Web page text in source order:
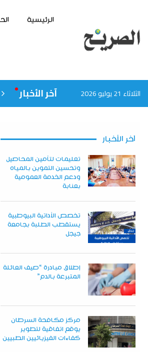
الرئيسية
الثلاثاء 21 يوليو 2026 آخر الأخبار التأهب بقالمة
آخر الأخبار
تعليمات لتأمين المحاصيل
وتحسين التموين بالمياه
ودعم الخدمة العمومية
بعنابة
تخصص الأداتية البيوطبية
يستقطب الطلبة بجامعة
جيجل
إطلاق مبادرة “صيف العائلة
المتبرعة بالدم”
مركز مكافحة السرطان
يوقع اتفاقية لتطوير
كفاءات الفيزيائيين الطبيين